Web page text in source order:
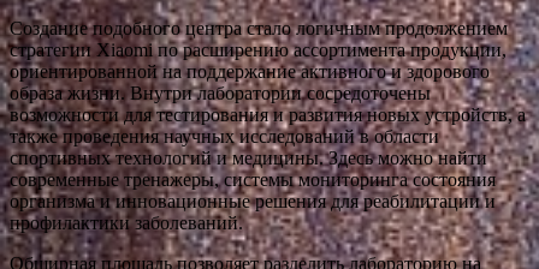
Создание подобного центра стало логичным продолжением
стратегии Xiaomi по расширению ассортимента продукции,
ориентированной на поддержание активного и здорового
образа жизни. Внутри лаборатории сосредоточены
возможности для тестирования и развития новых устройств, а
также проведения научных исследований в области
спортивных технологий и медицины. Здесь можно найти
современные тренажеры, системы мониторинга состояния
организма и инновационные решения для реабилитации и
профилактики заболеваний.
Обширная площадь позволяет разделить лабораторию на